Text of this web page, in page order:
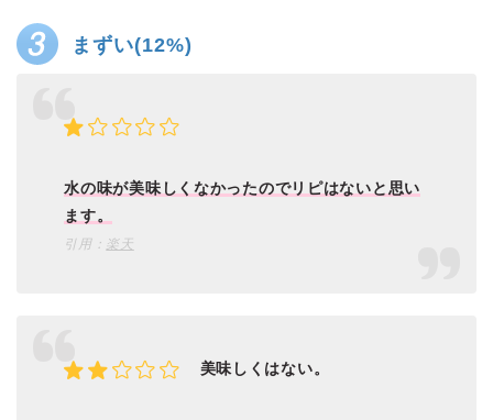
まずい(12%)
水の味が美味しくなかったのでリピはないと思い
ます。
引用： 楽天
美味しくはない。